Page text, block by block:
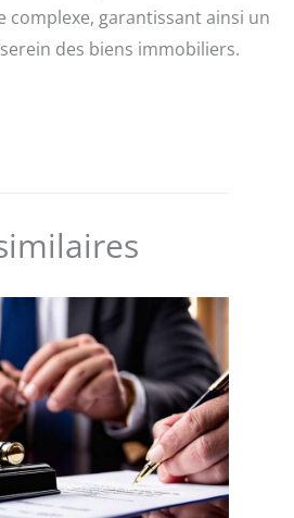
complexe, garantissant ainsi un
des biens immobiliers.